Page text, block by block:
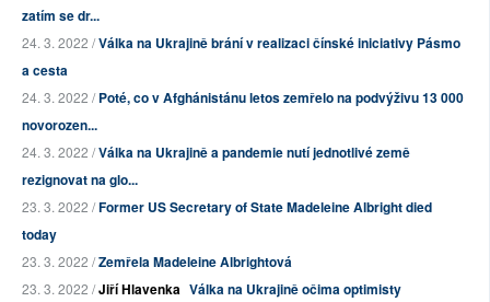
zatím se dr...
24. 3. 2022 /Válka na Ukrajině brání v realizaci čínské iniciativy Pásmo
a cesta
24. 3. 2022 /Poté, co v Afghánistánu letos zemřelo na podvýživu 13 000
novorozen...
24. 3. 2022 /Válka na Ukrajině a pandemie nutí jednotlivé země
rezignovat na glo...
23. 3. 2022 /Former US Secretary of State Madeleine Albright died
today
23. 3. 2022 /Zemřela Madeleine Albrightová
23. 3. 2022 /Jiří Hlavenka Válka na Ukrajině očima optimisty